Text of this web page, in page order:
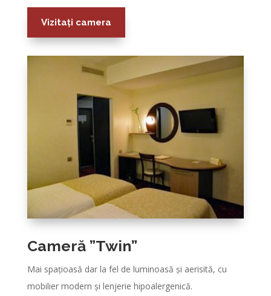
Vizitați camera
Cameră ”Twin”
Mai spațioasă dar la fel de luminoasă și aerisită, cu
mobilier modern și lenjerie hipoalergenică.